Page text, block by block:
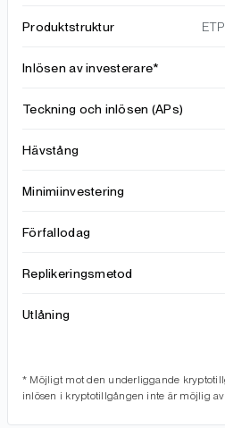
Produktstruktur
Inlösen av investerare*
Teckning och inlösen (APs)
Hävstång
Minimiinvestering
Förfallodag
Replikeringsmetod
Utlåning
* Möjligt mot den underliggande
inlösen i kryptotillgången inte är möjlig av